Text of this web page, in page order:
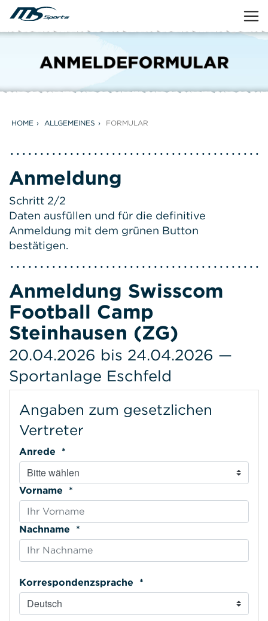
HOME ALLGEMEINES FORMULAR
Anmeldung
Schritt 2/2
Daten ausfüllen und für die definitive
Anmeldung mit dem grünen Button
bestätigen.
Anmeldung Swisscom
Football Camp
Steinhausen (ZG)
20.04.2026 bis 24.04.2026 —
Sportanlage Eschfeld
Angaben zum gesetzlichen
Vertreter
Anrede *
Vorname *
Nachname *
Korrespondenzsprache *